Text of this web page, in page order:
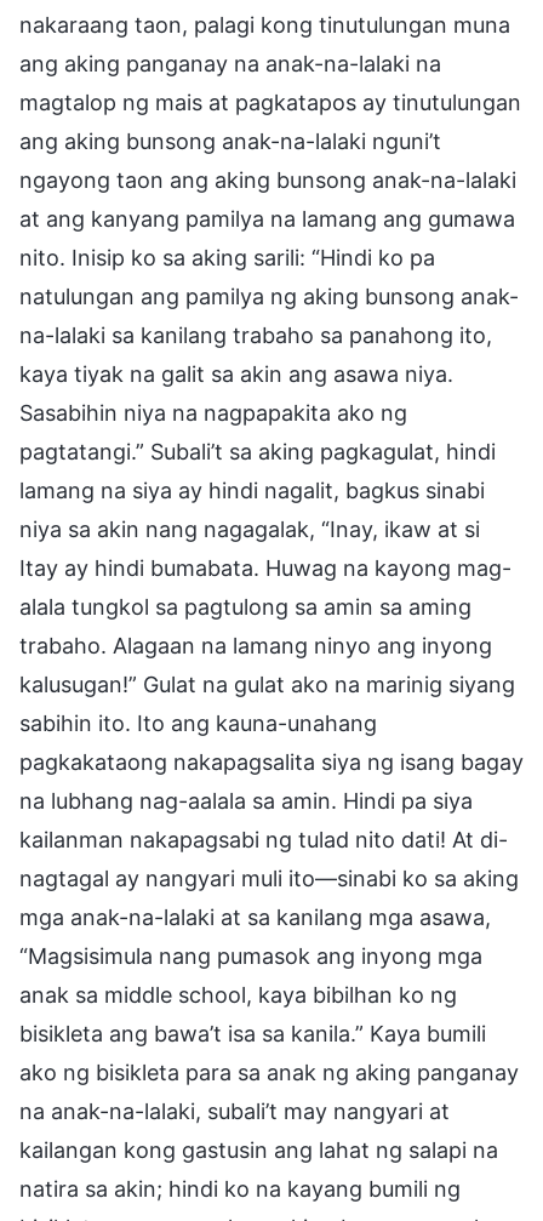
nakaraang taon, palagi kong tinutulungan muna
ang aking panganay na anak-na-lalaki na
magtalop ng mais at pagkatapos ay tinutulungan
ang aking bunsong anak-na-lalaki nguni’t
ngayong taon ang aking bunsong anak-na-lalaki
at ang kanyang pamilya na lamang ang gumawa
nito. Inisip ko sa aking sarili: “Hindi ko pa
natulungan ang pamilya ng aking bunsong anak-
na-lalaki sa kanilang trabaho sa panahong ito,
kaya tiyak na galit sa akin ang asawa niya.
Sasabihin niya na nagpapakita ako ng
pagtatangi.” Subali’t sa aking pagkagulat, hindi
lamang na siya ay hindi nagalit, bagkus sinabi
niya sa akin nang nagagalak, “Inay, ikaw at si
Itay ay hindi bumabata. Huwag na kayong mag-
alala tungkol sa pagtulong sa amin sa aming
trabaho. Alagaan na lamang ninyo ang inyong
kalusugan!” Gulat na gulat ako na marinig siyang
sabihin ito. Ito ang kauna-unahang
pagkakataong nakapagsalita siya ng isang bagay
na lubhang nag-aalala sa amin. Hindi pa siya
kailanman nakapagsabi ng tulad nito dati! At di-
nagtagal ay nangyari muli ito—sinabi ko sa aking
mga anak-na-lalaki at sa kanilang mga asawa,
“Magsisimula nang pumasok ang inyong mga
anak sa middle school, kaya bibilhan ko ng
bisikleta ang bawa’t isa sa kanila.” Kaya bumili
ako ng bisikleta para sa anak ng aking panganay
na anak-na-lalaki, subali’t may nangyari at
kailangan kong gastusin ang lahat ng salapi na
natira sa akin; hindi ko na kayang bumili ng